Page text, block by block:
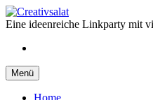
Springe
zum
Eine ideenreiche Linkparty mit
Menü
Home